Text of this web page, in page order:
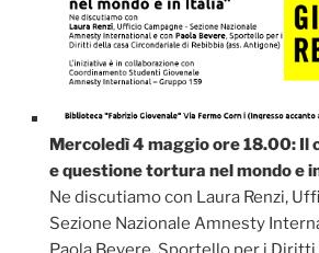
Mercoledì 4 maggio ore 18.00: Il
e questione tortura nel mondo e
Ne discutiamo con Laura Renzi,
Sezione Nazionale Amnesty